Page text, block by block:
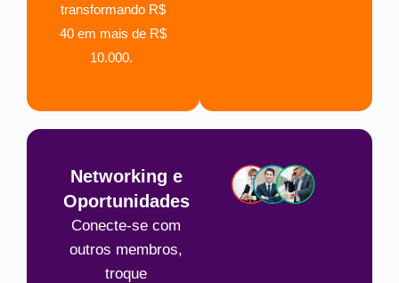
transformando R$
40 em mais de R$
10.000.
Networking e
Oportunidades
Conecte-se com
outros membros,
troque